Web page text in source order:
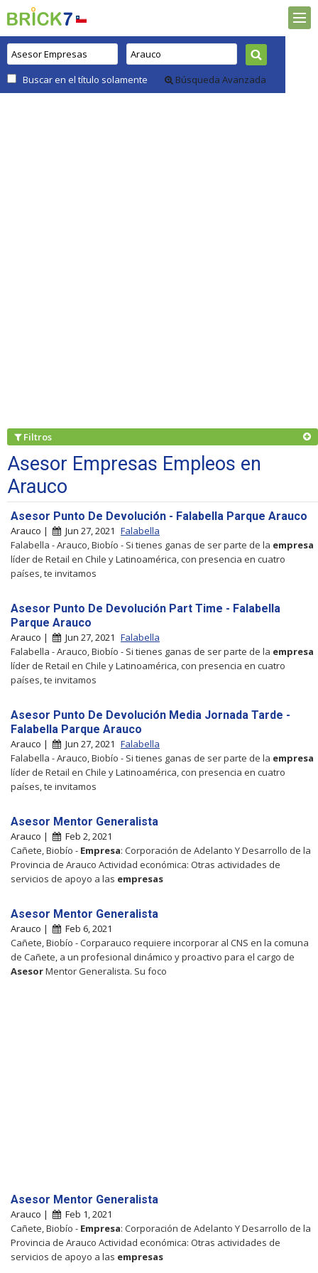
Buscar en el título solamente Búsqueda Avanzada
Filtros
Asesor Empresas Empleos en
Arauco
Asesor Punto De Devolución - Falabella Parque Arauco
Arauco | Jun 27, 2021 Falabella
Falabella - Arauco, Biobío - Si tienes ganas de ser parte de la empresa
líder de Retail en Chile y Latinoamérica, con presencia en cuatro
países, te invitamos
Asesor Punto De Devolución Part Time - Falabella
Parque Arauco
Arauco | Jun 27, 2021 Falabella
Falabella - Arauco, Biobío - Si tienes ganas de ser parte de la empresa
líder de Retail en Chile y Latinoamérica, con presencia en cuatro
países, te invitamos
Asesor Punto De Devolución Media Jornada Tarde -
Falabella Parque Arauco
Arauco | Jun 27, 2021 Falabella
Falabella - Arauco, Biobío - Si tienes ganas de ser parte de la empresa
líder de Retail en Chile y Latinoamérica, con presencia en cuatro
países, te invitamos
Asesor Mentor Generalista
Arauco |
Feb 2, 2021
Cañete, Biobío - Empresa: Corporación de Adelanto Y Desarrollo de la
Provincia de Arauco Actividad económica: Otras actividades de
servicios de apoyo a las empresas
Asesor Mentor Generalista
Arauco |
Feb 6, 2021
Cañete, Biobío - Corparauco requiere incorporar al CNS en la comuna
de Cañete, a un profesional dinámico y proactivo para el cargo de
AsesorMentor Generalista. Su foco
Asesor Mentor Generalista
Arauco |
Feb 1, 2021
Cañete, Biobío - Empresa: Corporación de Adelanto Y Desarrollo de la
Provincia de Arauco Actividad económica: Otras actividades de
servicios de apoyo a las empresas